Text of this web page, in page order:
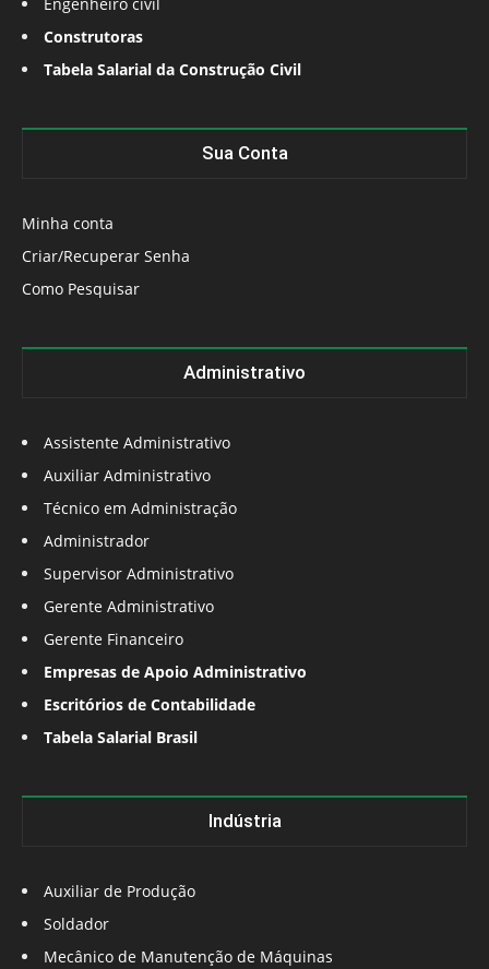
Engenheiro civil
Construtoras
Tabela Salarial da Construção Civil
Sua Conta
Minha conta
Criar/Recuperar Senha
Como Pesquisar
Administrativo
Assistente Administrativo
Auxiliar Administrativo
Técnico em Administração
Administrador
Supervisor Administrativo
Gerente Administrativo
Gerente Financeiro
Empresas de Apoio Administrativo
Escritórios de Contabilidade
Tabela Salarial Brasil
Indústria
Auxiliar de Produção
Soldador
Mecânico de Manutenção de Máquinas